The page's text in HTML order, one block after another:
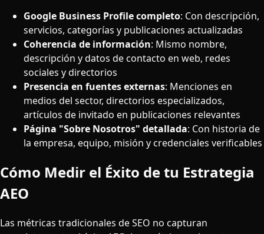
Google Business Profile completo: Con descripción,
servicios, categorías y publicaciones actualizadas
Coherencia de información: Mismo nombre,
descripción y datos de contacto en web, redes
sociales y directorios
Presencia en fuentes externas: Menciones en
medios del sector, directorios especializados,
artículos de invitado en publicaciones relevantes
Página "Sobre Nosotros" detallada: Con historia de
la empresa, equipo, misión y credenciales verificables
Cómo Medir el Éxito de tu Estrategia
AEO
Las métricas tradicionales de SEO no capturan